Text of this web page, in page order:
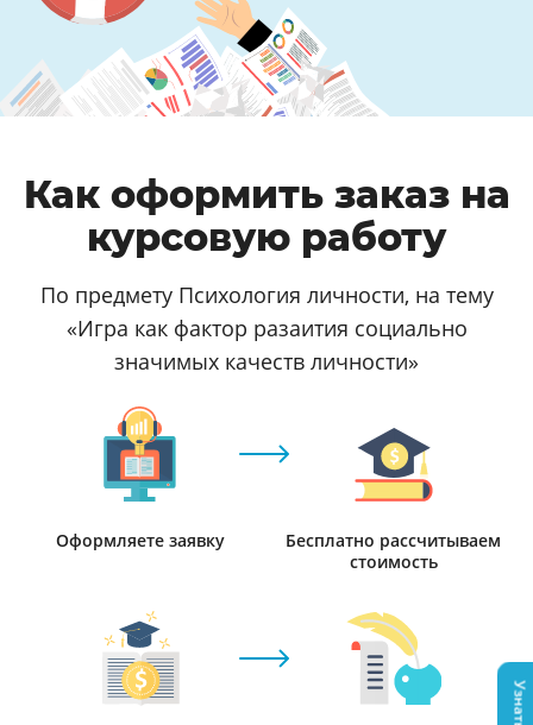
Как оформить заказ на
курсовую работу
По предмету Психология личности, на тему
«Игра как фактор разаития социально
значимых качеств личности»
Оформляете заявку
Бесплатно рассчитываем
стоимость